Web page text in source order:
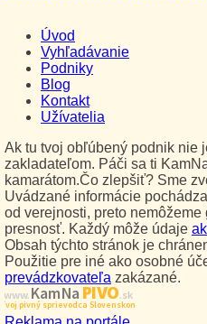
Úvod
Vyhľadávanie
Podniky
Blog
Kontakt
Užívatelia
Ak tu tvoj obľúbený podnik nie
zakladateľom. Páči sa ti
kamarátom.Čo zlepšiť? Sme
Uvádzané informácie
od verejnosti, preto
presnosť. Každý môže údaje
Obsah týchto stránok je
Použitie pre iné ako osobné
prevádzkovateľa zakázané.
www.Kam NaPIVO.sk
Tvoj pivný sprievodca Slovenskom